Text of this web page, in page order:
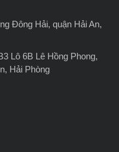
Đông Hải, quận Hải An,
Lô 6B Lê Hồng Phong,
Hải Phòng